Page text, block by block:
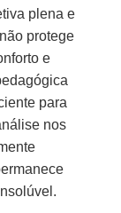
plena e
protege
e
para
nos